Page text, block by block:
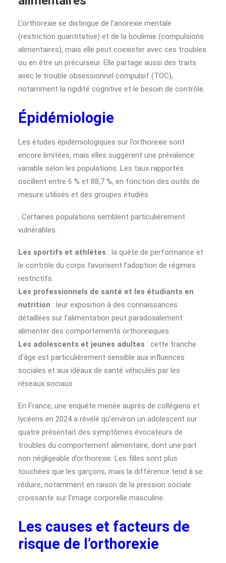
L’orthorexie se distingue de l’anorexie mentale
(restriction quantitative) et de la boulimie (compulsions
alimentaires), mais elle peut coexister avec ces troubles
ou en être un précurseur. Elle partage aussi des traits
avec le trouble obsessionnel compulsif (TOC),
notamment la rigidité cognitive et le besoin de contrôle.
Épidémiologie
Les études épidémiologiques sur l’orthorexie sont
encore limitées, mais elles suggèrent une prévalence
variable selon les populations. Les taux rapportés
oscillent entre 6 % et 88,7 %, en fonction des outils de
mesure utilisés et des groupes étudiés
. Certaines populations semblent particulièrement
vulnérables :
Les sportifs et athlètes : la quête de performance et
le contrôle du corps favorisent l’adoption de régimes
restrictifs.
Les professionnels de santé et les étudiants en
nutrition : leur exposition à des connaissances
détaillées sur l’alimentation peut paradoxalement
alimenter des comportements orthorexiques.
Les adolescents et jeunes adultes : cette tranche
d’âge est particulièrement sensible aux influences
sociales et aux idéaux de santé véhi­culés par les
réseaux sociaux
En France, une enquête menée auprès de collégiens et
lycéens en 2024 a révélé qu’environ un adolescent sur
quatre présentait des symptômes évocateurs de
troubles du comportement alimentaire, dont une part
non négligeable d’orthorexie. Les filles sont plus
touchées que les garçons, mais la différence tend à se
réduire, notamment en raison de la pression sociale
croissante sur l’image corporelle masculine.
Les causes et facteurs de
risque de l’orthorexie